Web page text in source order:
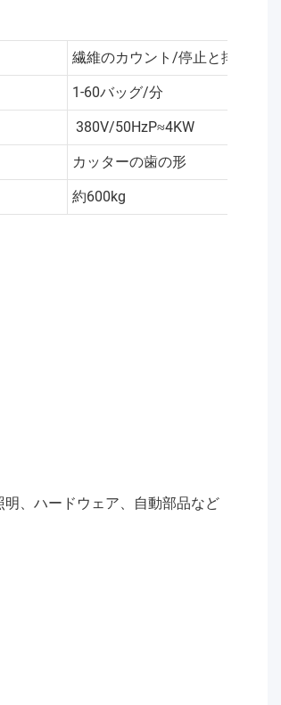
繊維のカウント/停止と排出
1-60バッグ/分
380V/50HzP≈4KW
カッターの歯の形
約600kg
、ハードウェア、自動部品など